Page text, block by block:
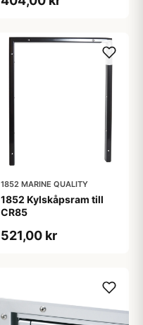
1852 MARINE QUALITY
1852 Kylskåpsram till
CR85
521,00 kr